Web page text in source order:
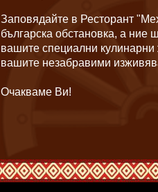
Заповядайте в Ресторант
българска обстановка, а ние
вашите специални
вашите незабравими
Очакваме Ви!